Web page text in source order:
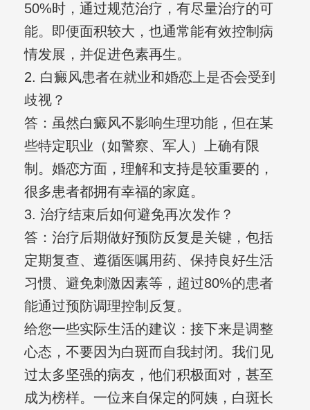
50%时，通过规范治疗，有尽量治疗的可
能。即便面积较大，也通常能有效控制病
情发展，并促进色素再生。
2. 白癜风患者在就业和婚恋上是否会受到
歧视？
答：虽然白癜风不影响生理功能，但在某
些特定职业（如警察、军人）上确有限
制。婚恋方面，理解和支持是较重要的，
很多患者都拥有幸福的家庭。
3. 治疗结束后如何避免再次发作？
答：治疗后期做好预防反复是关键，包括
定期复查、遵循医嘱用药、保持良好生活
习惯、避免刺激因素等，超过80%的患者
能通过预防调理控制反复。
给您一些实际生活的建议：接下来是调整
心态，不要因为白斑而自我封闭。我们见
过太多坚强的病友，他们积极面对，甚至
成为榜样。一位来自保定的阿姨，白斑长